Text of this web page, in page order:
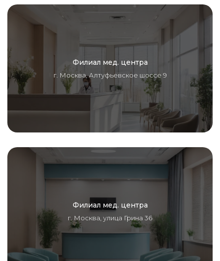
Филиал мед. центра
г. Москва, Алтуфьевское шоссе 9
Филиал мед. центра
г. Москва, улица Грина 36